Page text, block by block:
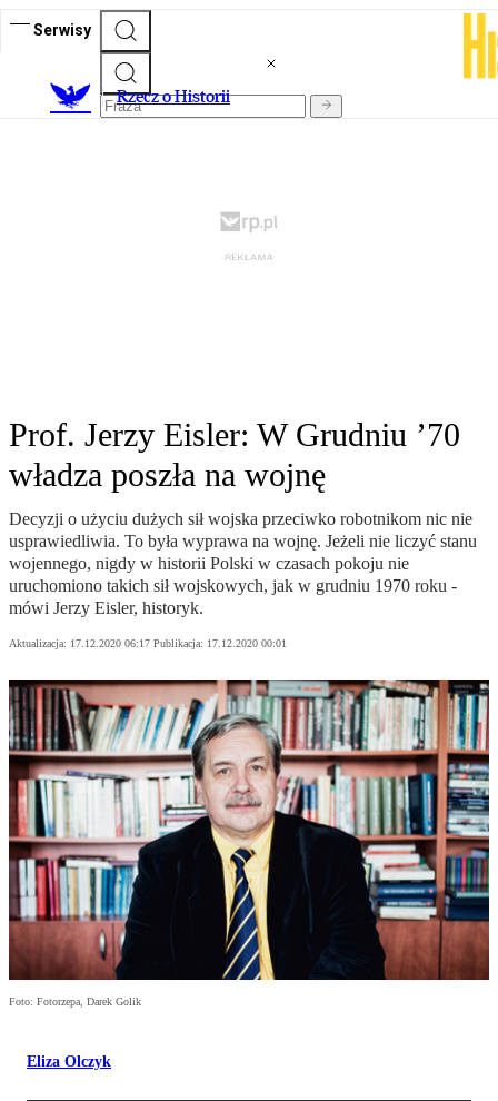
Serwisy
Rzecz o Historii
Prof. Jerzy Eisler: W Grudniu ’70
władza poszła na wojnę
Decyzji o użyciu dużych sił wojska przeciwko robotnikom nic nie
usprawiedliwia. To była wyprawa na wojnę. Jeżeli nie liczyć stanu
wojennego, nigdy w historii Polski w czasach pokoju nie
uruchomiono takich sił wojskowych, jak w grudniu 1970 roku -
mówi Jerzy Eisler, historyk.
Aktualizacja: 17.12.2020 06:17 Publikacja: 17.12.2020 00:01
Foto: Fotorzepa, Darek Golik
Eliza Olczyk